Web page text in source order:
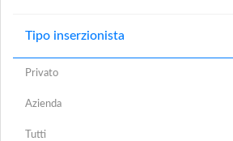
Tipo inserzionista
Privato
Azienda
Tutti